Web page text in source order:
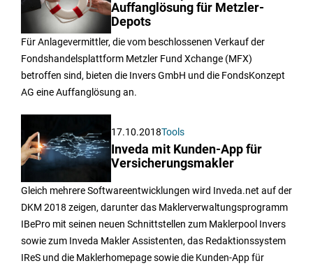
Auffanglösung für Metzler-
Depots
Für Anlagevermittler, die vom beschlossenen Verkauf der
Fondshandelsplattform Metzler Fund Xchange (MFX)
betroffen sind, bieten die Invers GmbH und die FondsKonzept
AG eine Auffanglösung an.
17.10.2018Tools
Inveda mit Kunden-App für
Versicherungsmakler
Gleich mehrere Softwareentwicklungen wird Inveda.net auf der
DKM 2018 zeigen, darunter das Maklerverwaltungsprogramm
IBePro mit seinen neuen Schnittstellen zum Maklerpool Invers
sowie zum Inveda Makler Assistenten, das Redaktionssystem
IReS und die Maklerhomepage sowie die Kunden-App für